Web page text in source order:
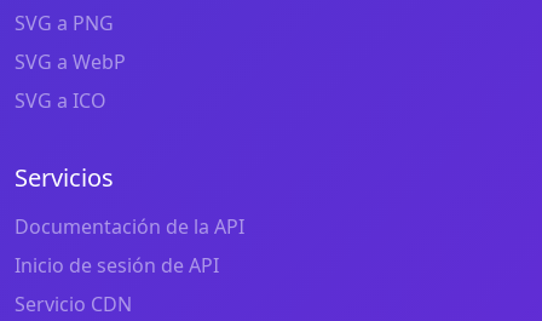
SVG a PNG
SVG a WebP
SVG a ICO
Servicios
Documentación de la API
Inicio de sesión de API
Servicio CDN